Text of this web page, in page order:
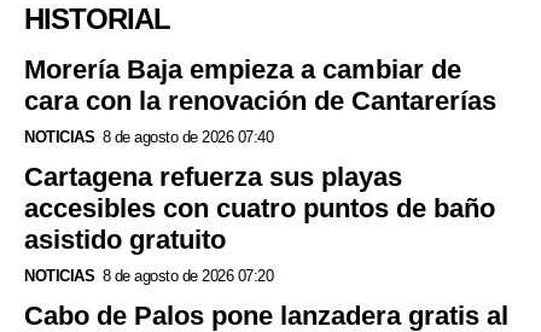
HISTORIAL
Morería Baja empieza a cambiar de
cara con la renovación de Cantarerías
NOTICIAS 8 de agosto de 2026 07:40
Cartagena refuerza sus playas
accesibles con cuatro puntos de baño
asistido gratuito
NOTICIAS 8 de agosto de 2026 07:20
Cabo de Palos pone lanzadera gratis al